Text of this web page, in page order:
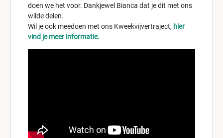
doen we het voor. Dankjewel Bianca dat je dit met ons
wilde delen.
Wil je ook meedoen met ons Kweekvijvertraject, hier
vind je meer informatie.